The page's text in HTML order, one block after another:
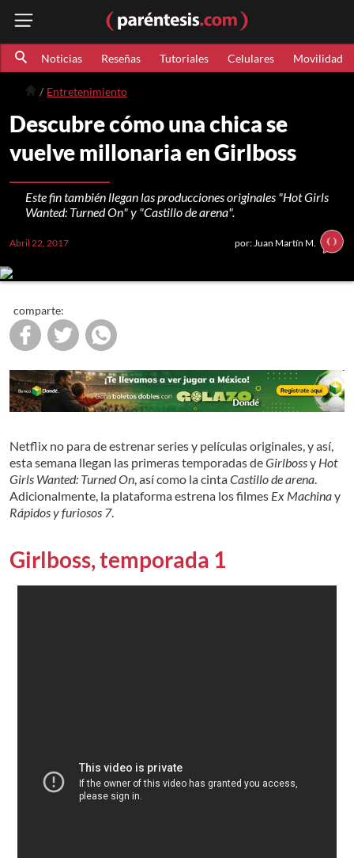
Noticias Reseñas Tutoriales Celulares Movilidad
Entretenimiento
Descubre cómo una chica se
vuelve millonaria en Girlboss
Este fin también llegan las producciones originales "Hot Girls
Wanted: Turned On" y "Castillo de arena".
Abril 22, 2017 por: Juan Martín M.
comparte:
Netflix no para de estrenar series y películas originales, y así,
esta semana llegan las primeras temporadas deGirlbossy Hot
Girls Wanted: Turned On , así como la cintaCastillo de arena
Adicionalmente, la plataforma estrena los filmes Ex Machinay
Rápidos y furiosos 7.
Girlboss, temporada 1